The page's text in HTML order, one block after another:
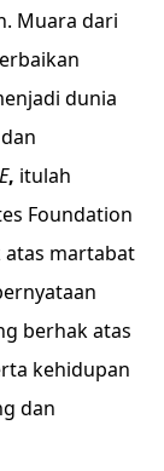
Muara dari
dunia
, itulah
Foundation
atas martabat
berhak atas
kehidupan
dan